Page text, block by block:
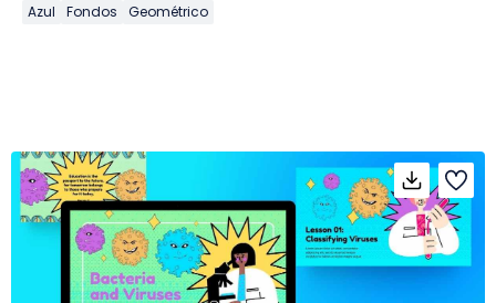
Azul Fondos Geométrico